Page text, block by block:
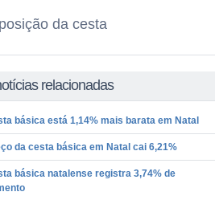
da cesta
relacionadas
básica está 1,14% mais barata em Natal
da cesta básica em Natal cai 6,21%
básica natalense registra 3,74% de